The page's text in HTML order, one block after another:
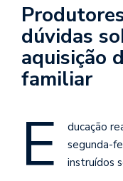
dúvidas
aquisição
familiar
E
ducação
segunda-
instruídos